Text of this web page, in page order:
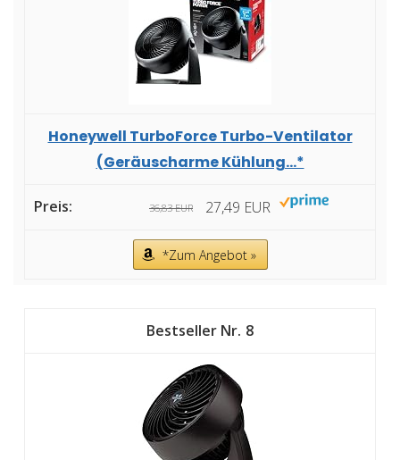
Honeywell TurboForce Turbo-Ventilator
(Geräuscharme Kühlung...*
36,83 EUR 27,49 EUR
*Zum Angebot »
8